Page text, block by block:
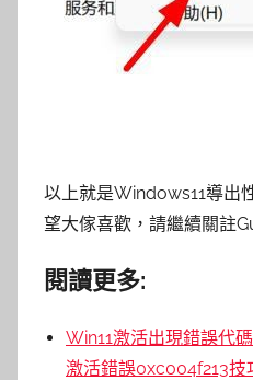
以上就是Windows11導出
望大傢喜歡，請繼續關註
閱讀更多:
Win11激活出現錯誤代
激活錯誤0xc004f213技